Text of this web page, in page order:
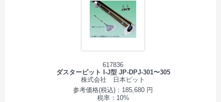
617836
ダスターピット I-J型 JP-DPJ-301〜305
株式会社 日本ピット
参考価格(税込)：185,680 円
税率：10%